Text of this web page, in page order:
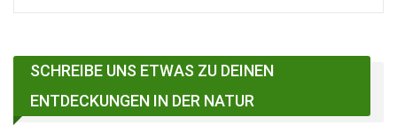
SCHREIBE UNS ETWAS ZU DEINEN
ENTDECKUNGEN IN DER NATUR